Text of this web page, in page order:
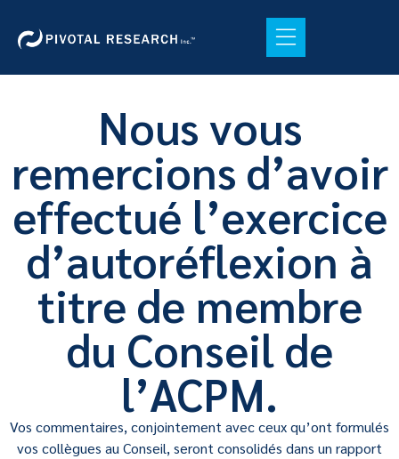
Nous vous
remercions d’avoir
effectué l’exercice
d’autoréflexion à
titre de membre
du Conseil de
l’ACPM.
Vos commentaires, conjointement avec ceux qu’ont formulés
vos collègues au Conseil, seront consolidés dans un rapport